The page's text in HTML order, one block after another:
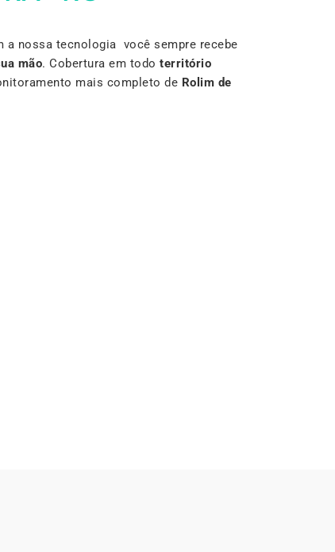
a nossa tecnologia você sempre recebe
mão. Cobertura em todo território
mais completo de Rolim de